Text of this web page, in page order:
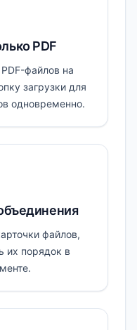
PDF
файлов на
загрузки для
одновременно.
файлов,
их порядок в